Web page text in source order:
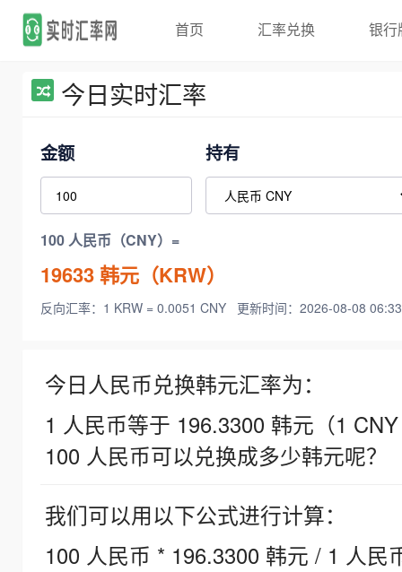
首页 汇率兑换 银行
今日实时汇率
金额 持有
100 人民币（CNY）=
19633韩元（KRW）
反向汇率：1 KRW = 0.0051 CNY 更新时间：2026-08-08
今日人民币兑换韩元汇率为：
1 人民币等于 196.3300 韩元（1
100 人民币可以兑换成多少韩元呢？
我们可以用以下公式进行计算：
100 人民币 * 196.3300 韩元 / 1 人民